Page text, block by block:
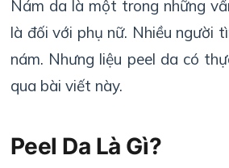
Nám da là một trong những
là đối với phụ nữ. Nhiều người
nám. Nhưng liệu peel da có
qua bài viết này.
Peel Da Là Gì?